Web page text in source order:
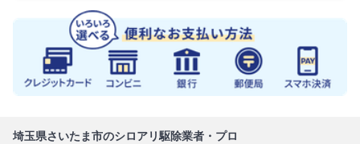
埼玉県さいたま市のシロアリ駆除業者・プロ